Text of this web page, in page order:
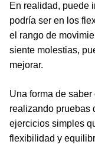
En realidad, puede
podría ser en los
el rango de
siente molestias,
mejorar.
Una forma de
realizando pruebas
ejercicios simples
flexibilidad y